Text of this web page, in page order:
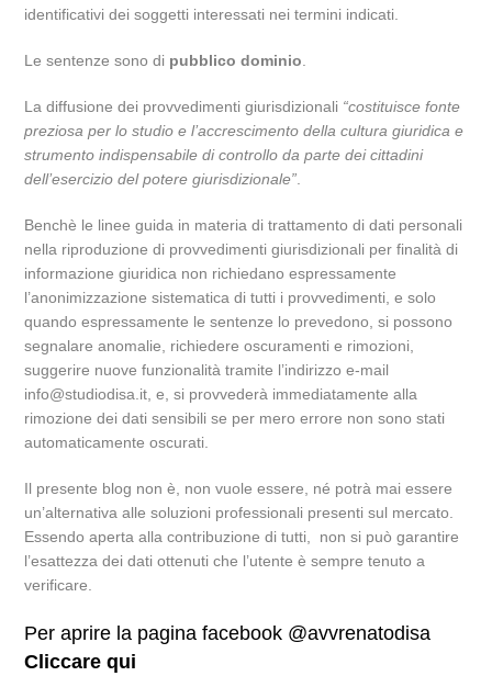
identificativi dei soggetti interessati nei termini indicati.
Le sentenze sono di pubblico dominio
La diffusione dei provvedimenti giurisdizionali “costituisce fonte
preziosa per lo studio e l’accrescimento della cultura giuridica e
strumento indispensabile di controllo da parte dei cittadini
dell’esercizio del potere giurisdizionale”
Benchè le linee guida in materia di trattamento di dati personali
nella riproduzione di provvedimenti giurisdizionali per finalità di
informazione giuridica non richiedano espressamente
l’anonimizzazione sistematica di tutti i provvedimenti, e solo
quando espressamente le sentenze lo prevedono, si possono
segnalare anomalie, richiedere oscuramenti e rimozioni,
suggerire nuove funzionalità tramite l’indirizzo e-mail
info@studiodisa.it, e, si provvederà immediatamente alla
rimozione dei dati sensibili se per mero errore non sono stati
automaticamente oscurati.
Il presente blog non è, non vuole essere, né potrà mai essere
un’alternativa alle soluzioni professionali presenti sul mercato.
Essendo aperta alla contribuzione di tutti, non si può garantire
l’esattezza dei dati ottenuti che l’utente è sempre tenuto a
verificare.
Per aprire la pagina facebook @avvrenatodisa
Cliccare qui